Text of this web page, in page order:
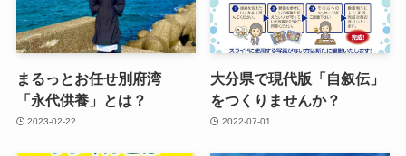
まるっとお任せ別府湾​
「永代供養」とは？
2023-02-22
大分県で​現代版​「自叙伝」
を​つくりませんか？
2022-07-01